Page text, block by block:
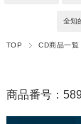
全知
TOP CD商品一覧
商品番号：